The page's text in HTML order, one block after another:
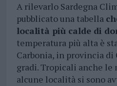
A rilevarlo Sardegna
pubblicato una tabella
località più calde di
temperatura più alta è
Carbonia, in provincia di
gradi. Tropicali anche
alcune località si sono